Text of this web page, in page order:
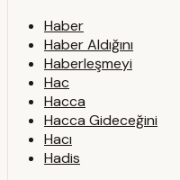
Haber
Haber Aldığını
Haberleşmeyi
Hac
Hacca
Hacca Gideceğini
Hacı
Hadis